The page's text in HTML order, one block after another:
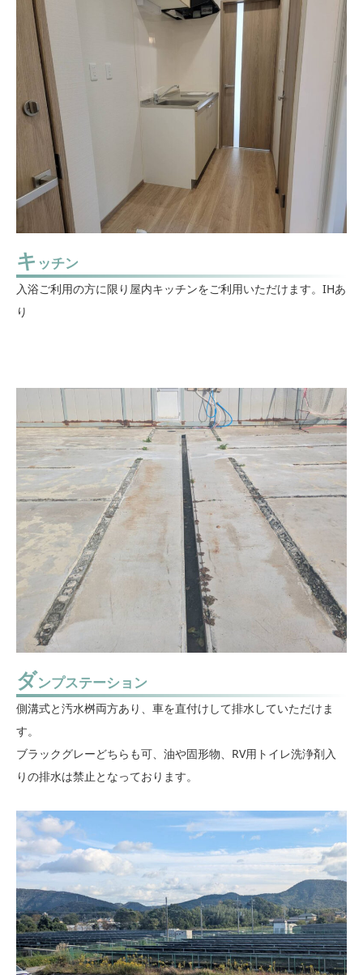
キ ッチン
入浴ご利用の方に限り屋内キッチンをご利用いただけます。IHあ
り
ダンプステーション
側溝式と汚水桝両方あり、車を直付けして排水していただけま
す。
ブラックグレーどちらも可、油や固形物、RV用トイレ洗浄剤入
りの排水は禁止となっております。